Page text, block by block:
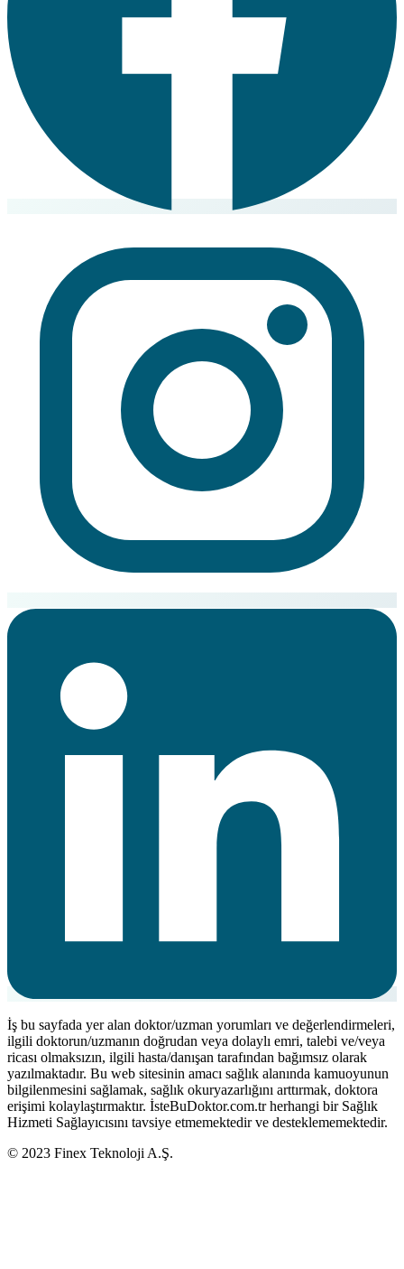
İş bu sayfada yer alan doktor/uzman yorumları ve değerlendirmeleri,
ilgili doktorun/uzmanın doğrudan veya dolaylı emri, talebi ve/veya
ricası olmaksızın, ilgili hasta/danışan tarafından bağımsız olarak
yazılmaktadır. Bu web sitesinin amacı sağlık alanında kamuoyunun
bilgilenmesini sağlamak, sağlık okuryazarlığını arttırmak, doktora
erişimi kolaylaştırmaktır. İsteBuDoktor.com.tr herhangi bir Sağlık
Hizmeti Sağlayıcısını tavsiye etmemektedir ve desteklememektedir.
© 2023 Finex Teknoloji A.Ş.